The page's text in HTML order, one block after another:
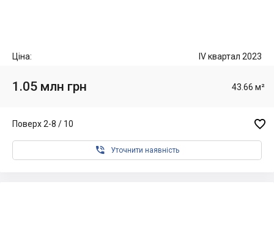
Ціна: IV квартал 2023
1.05 млн грн 43.66 м²
Поверх 2-8 / 10 
 Уточнити наявність